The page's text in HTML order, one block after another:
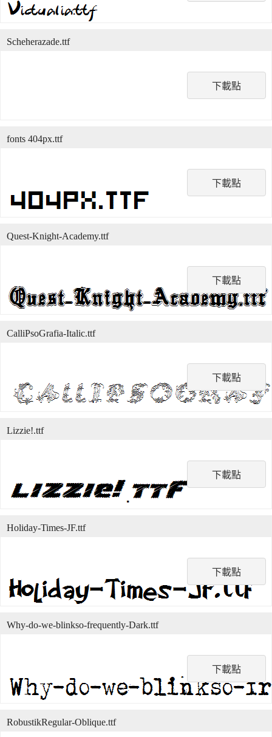
下載點
Scheherazade.ttf
下載點
fonts 404px.ttf
下載點
Quest-Knight-Academy.ttf
下載點
CalliPsoGrafia-Italic.ttf
下載點
Lizzie!.ttf
下載點
Holiday-Times-JF.ttf
下載點
Why-do-we-blinkso-frequently-Dark.ttf
RobustikRegular-Oblique.ttf